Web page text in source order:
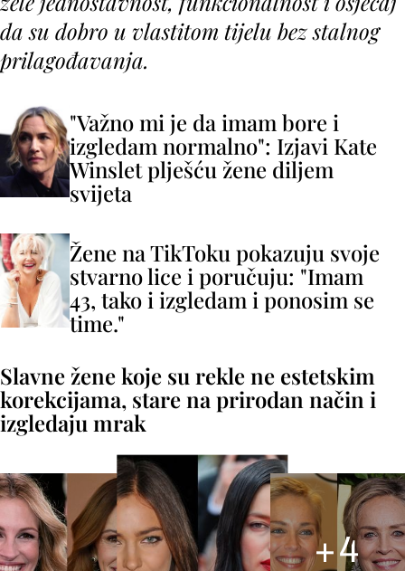
da su dobro u vlastitom tijelu bez stalnog
prilagođavanja.
"Važno mi je da imam bore i
izgledam normalno": Izjavi Kate
Winslet plješću žene diljem
svijeta
Žene na TikToku pokazuju svoje
stvarno lice i poručuju: "Imam
43, tako i izgledam i ponosim se
time."
Slavne žene koje su rekle ne estetskim
korekcijama, stare na prirodan način i
izgledaju mrak
+4